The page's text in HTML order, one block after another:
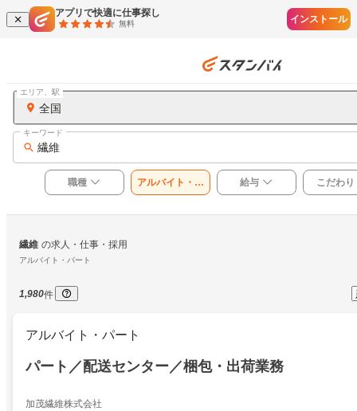
アプリで快適に仕事探し
無料 インストール
全国
エリア、駅
繊維
キーワード
職種
アルバイト・パ
ート
給与 こだわり
繊維 の求人・仕事・採用
アルバイト・パート
1,980件
アルバイト・パート
パート／配送センター／梱包・出荷業務
加茂繊維株式会社